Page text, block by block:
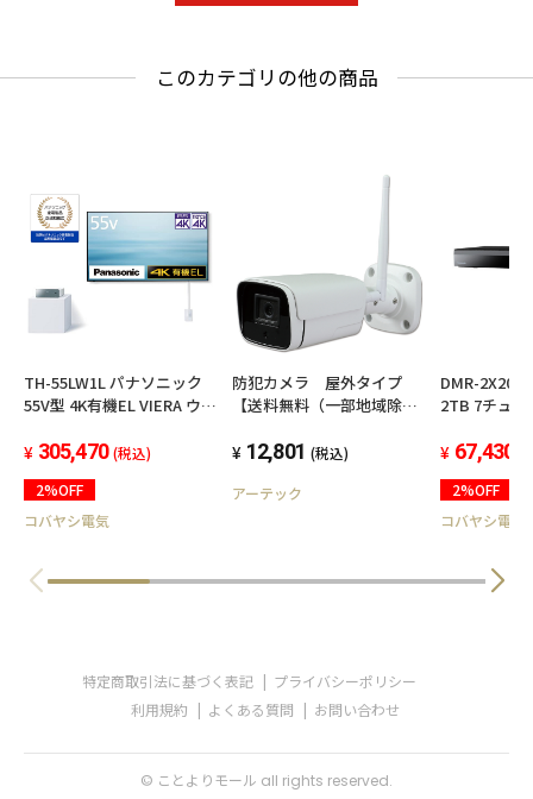
このカテゴリの他の商品
TH-55LW1L パナソニック
55V型 4K有機EL VIERA ウォ
ードディスク録画対応 2022
305,470 (税込)
2%OFF
コバヤシ電気
防犯カメラ 屋外タイプ
【送料無料（一部地域除
12,801 (税込)
アーテック
DMR-2X202
2TB 7チュ
ネル同時録
67,430
2%OFF
コバヤシ電気
特定商取引法に基づく表記
プライバシーポリシー
利用規約
よくある質問 お問い合わせ
© ことよりモール all rights reserved.